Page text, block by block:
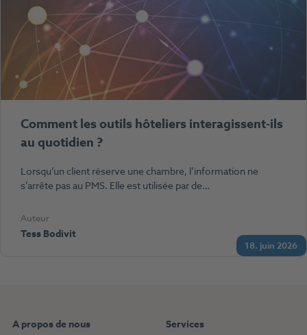
18. juin 2026
Comment les outils hôteliers interagissent-ils
au quotidien ?
Lorsqu’un client réserve une chambre, l’information ne
s’arrête pas au PMS. Elle est utilisée par de…
Auteur
Tess Bodivit
A propos de nous
Services